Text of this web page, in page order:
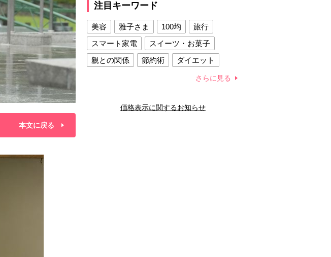
本文に戻る
注目キーワード
美容 雅子さま 100均
旅行
スマート家電
スイーツ・お菓子
親との関係
節約術
ダイエット
夫との関係
新津春子 どか食い
さらに見る
価格表示に関するお知らせ